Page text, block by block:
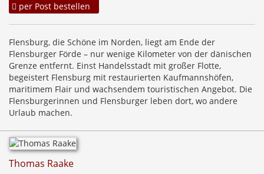
per Post bestellen
Flensburg, die Schöne im Norden, liegt am Ende der
Flensburger Förde – nur wenige Kilometer von der dänischen
Grenze entfernt. Einst Handelsstadt mit großer Flotte,
begeistert Flensburg mit restaurierten Kaufmannshöfen,
maritimem Flair und wachsendem touristischen Angebot. Die
Flensburgerinnen und Flensburger leben dort, wo andere
Urlaub machen.
Thomas Raake